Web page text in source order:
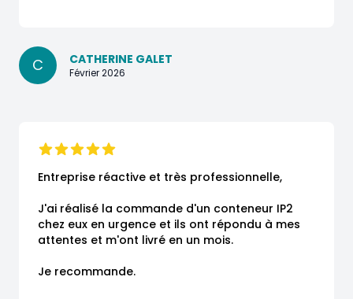
C CATHERINE GALET
Février 2026
Entreprise réactive et très professionnelle,
J'ai réalisé la commande d'un conteneur IP2
chez eux en urgence et ils ont répondu à mes
attentes et m'ont livré en un mois.
Je recommande.